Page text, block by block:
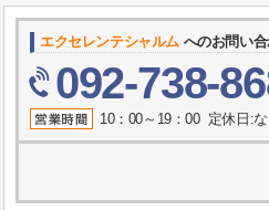
エクセレンテシャルム へのお問い
092-738-
10：00～19：00 定休日:な